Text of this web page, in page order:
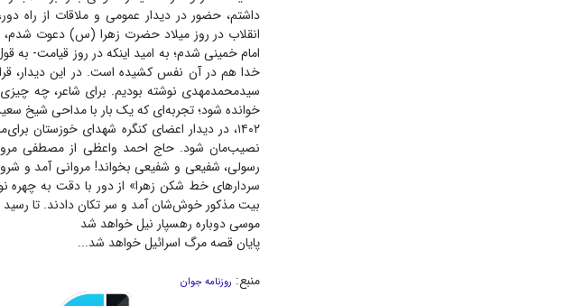
داشتم، حضور در دیدار عمومی و ملاقات از راه
انقلاب در روز میلاد حضرت زهرا (س) دعوت شدم،
امام خمینی شدم؛ به امید اینکه در روز قیامت-
خدا هم در آن نفس کشیده است. در این دیدار،
سیدمحمدمهدی نوشته بودیم. برای شاعر، چه
۱۴۰۲، در دیدار اعضای کنگره شهدای خوزستان
نصیب‌مان شود. حاج احمد واعظی از مصطفی
رسولی، شفیعی و شفیعی بخواند! مروانی آمد و
سردار‌های خط شکن زهرا» از دور با دقت به چهره
بیت مذکور خوش‌شان آمد و سر تکان دادند. تا رسید
موسی دوباره رهسپار نیل خواهد شد
پایان قصه مرگ اسرائیل خواهد شد...
منبع: روزنامه جوان